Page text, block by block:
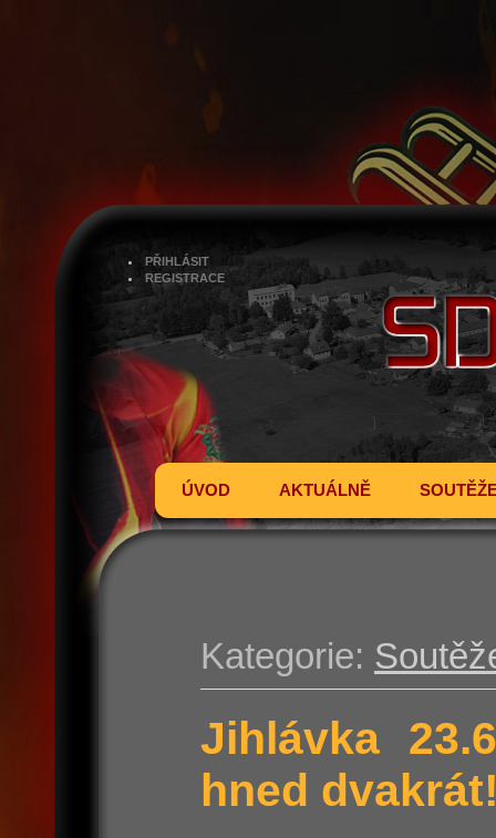
PŘIHLÁSIT
REGISTRACE
ÚVOD AKTUÁLNĚ
Kategorie:
Jihlávka
hned